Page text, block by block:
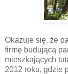
Okazuje się, że
firmę budującą
mieszkających
2012 roku, gdzie